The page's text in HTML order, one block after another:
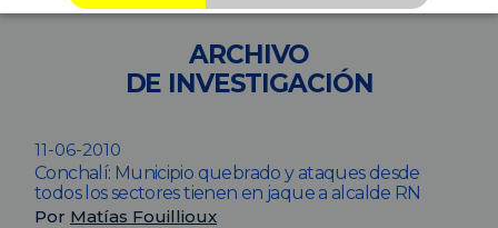
ARCHIVO
DE INVESTIGACIÓN
11-06-2010
Conchalí: Municipio quebrado y ataques desde
todos los sectores tienen en jaque a alcalde RN
Por Matías Fouillioux